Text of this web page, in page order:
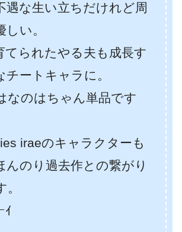
遇な生い立ちだけれど周
しい。
てられたやる夫も成長す
チートキャラに。
なのはちゃん単品です
iraeのキャラクターも
んのり過去作との繋がり
ｲ